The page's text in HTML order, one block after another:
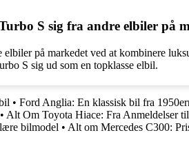
S sig fra andre elbiler på
på markedet ved at kombinere
S sig ud som en topklasse elbil.
• Ford Anglia: En klassisk bil fra
• Alt Om Toyota Hiace: Fra Anmeldelser
bilmodel • Alt om Mercedes C300: